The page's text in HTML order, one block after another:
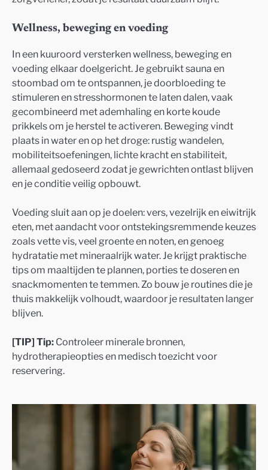
Wellness, beweging en voeding
In een kuuroord versterken wellness, beweging en
voeding elkaar doelgericht. Je gebruikt sauna en
stoombad om te ontspannen, je doorbloeding te
stimuleren en stresshormonen te laten dalen, vaak
gecombineerd met ademhaling en korte koude
prikkels om je herstel te activeren. Beweging vindt
plaats in water en op het droge: rustig wandelen,
mobiliteitsoefeningen, lichte kracht en stabiliteit,
allemaal gedoseerd zodat je gewrichten ontlast blijven
en je conditie veilig opbouwt.
Voeding sluit aan op je doelen: vers, vezelrijk en eiwitrijk
eten, met aandacht voor ontstekingsremmende keuzes
zoals vette vis, veel groente en noten, en genoeg
hydratatie met mineraalrijk water. Je krijgt praktische
tips om maaltijden te plannen, porties te doseren en
snackmomenten te temmen. Zo bouw je routines die je
thuis makkelijk volhoudt, waardoor je resultaten langer
blijven.
[TIP] Tip: Controleer minerale bronnen,
hydrotherapieopties en medisch toezicht voor
reservering.